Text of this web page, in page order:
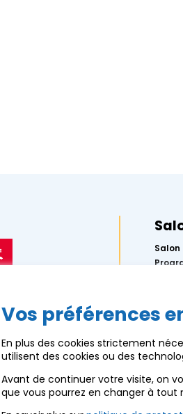
Salon
Vos préférences
En plus des cookies strictement
utilisent des cookies ou des
Avant de continuer votre visite, on
que vous pourrez en changer à